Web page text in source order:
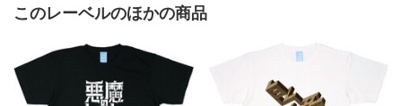
このレーベルのほかの商品